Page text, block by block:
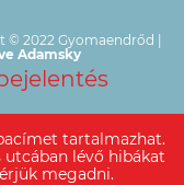
© 2022 Gyomaendrőd |
Adamsky
tartalmazhat.
utcában lévő hibákat
megadni.